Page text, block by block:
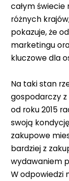
całym świecie
różnych
pokazuje, że
marketingu
kluczowe dla
Na taki stan
gospodarczy
od roku2015
swoją
zakupowe
bardziej z
wydawaniem
W odpowiedzi